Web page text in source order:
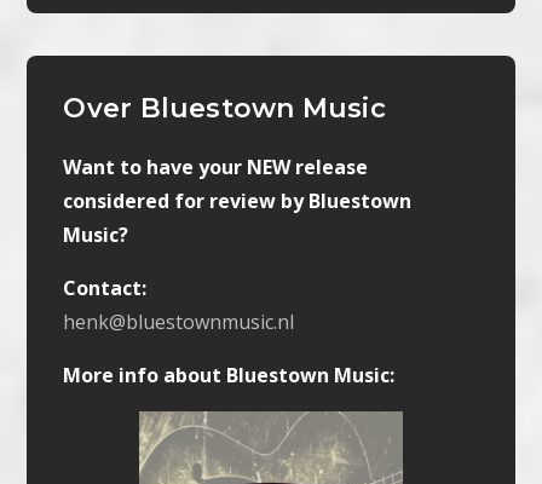
Over Bluestown Music
Want to have your NEW release
considered for review by Bluestown
Music?
Contact:
henk@bluestownmusic.nl
More info about Bluestown Music: